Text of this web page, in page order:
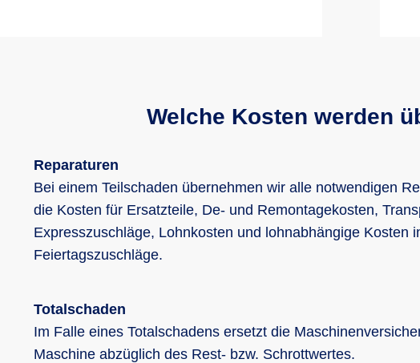
Welche Kosten werden
Reparaturen
Bei einem Teilschaden übernehmen wir alle notwendigen
die Kosten für Ersatzteile, De- und Remontagekosten,
Expresszuschläge, Lohnkosten und lohnabhängige Kosten
Feiertagszuschläge.
Totalschaden
Im Falle eines Totalschadens ersetzt die
Maschine abzüglich des Rest- bzw. Schrottwertes.